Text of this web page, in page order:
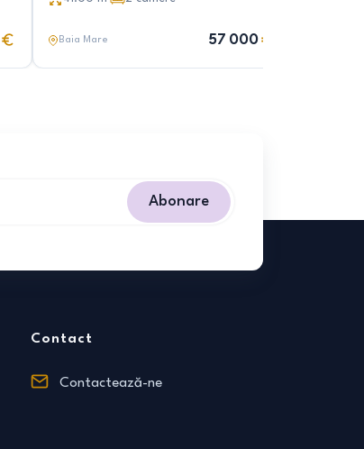
Baia Mare 57 000
Abonare
Contact
Contactează-ne